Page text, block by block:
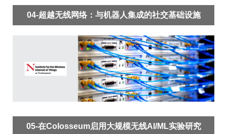
04-超越无线网络：与机器人集成的社交基础设施
05-在Colosseum启用大规模无线AI/ML实验研究